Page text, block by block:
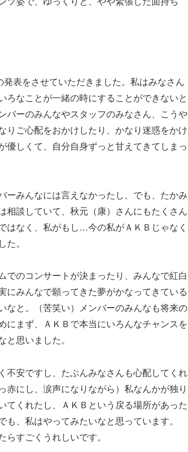
表をさせていただきました。私はみなさん
ろなことが一緒の時にすることができないと
バーのみんなやスタッフのみなさん、こうや
りご心配をおかけしたり、かなり迷惑をかけ
優しくて、自分自身ずっと甘えてきてしまっ
みんなには言えなかったし、でも、たかみ
相談していて、秋元（康）さんにもたくさん
なく、私がもし…今の私がＡＫＢじゃなく
た。
のコンサートが決まったり、みんなで紅白
にみんなで願ってきた夢がかなってきている
なと。（苦笑い）メンバーのみんなも将来の
にまず、ＡＫＢで本当にいろんなチャンスを
と思いました。
安ですし、たぶんみなさんも心配してくれ
赤にし、涙声になりながら）私なんかが独り
てくれたし、ＡＫＢという戻る場所があった
、私はやってみたいなと思っています。
らすごくうれしいです。